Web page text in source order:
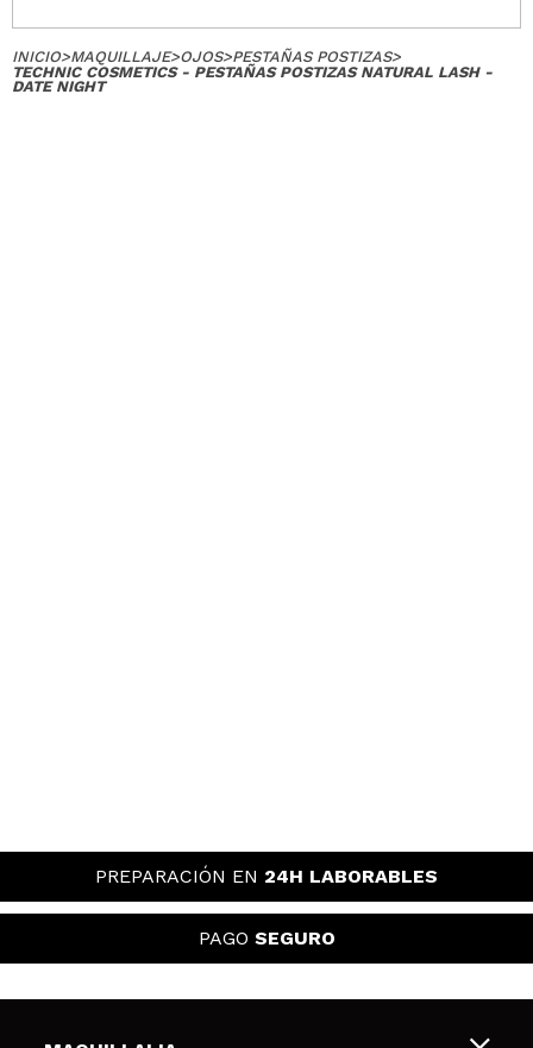
INICIO>MAQUILLAJE>OJOS>PESTAÑAS POSTIZAS>
TECHNIC COSMETICS - PESTAÑAS POSTIZAS NATURAL LASH -
DATE NIGHT
PREPARACIÓN EN 24H LABORABLES
PAGO SEGURO